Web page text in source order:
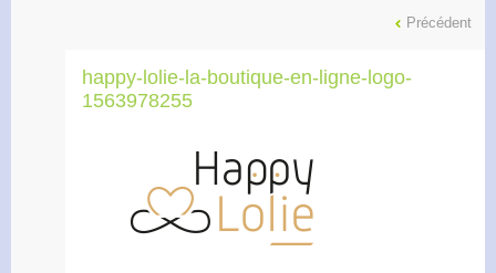
Précédent
happy-lolie-la-boutique-en-ligne-logo-
1563978255